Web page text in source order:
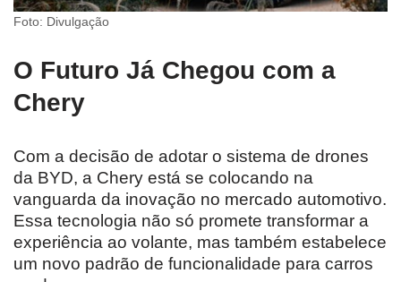
Foto: Divulgação
O Futuro Já Chegou com a
Chery
Com a decisão de adotar o sistema de drones
da BYD, a Chery está se colocando na
vanguarda da inovação no mercado automotivo.
Essa tecnologia não só promete transformar a
experiência ao volante, mas também estabelece
um novo padrão de funcionalidade para carros